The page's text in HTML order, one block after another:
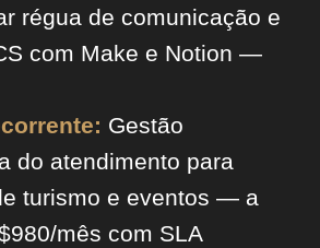
régua de comunicação e
com Make e Notion —
Gestão
do atendimento para
turismo e eventos — a
mês com SLA